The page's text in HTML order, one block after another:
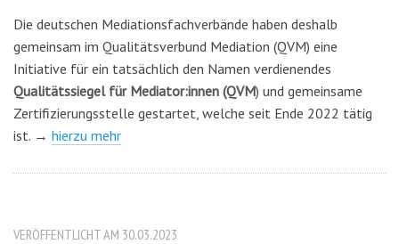
Die deutschen Mediationsfachverbände haben deshalb
gemeinsam im Qualitätsverbund Mediation (QVM) eine
Initiative für ein tatsächlich den Namen verdienendes
Qualitätssiegel für Mediator:innen (QVM) und gemeinsame
Zertifizierungsstelle gestartet, welche seit Ende 2022 tätig
ist. → hierzu mehr
VERÖFFENTLICHT AM 30.03.2023